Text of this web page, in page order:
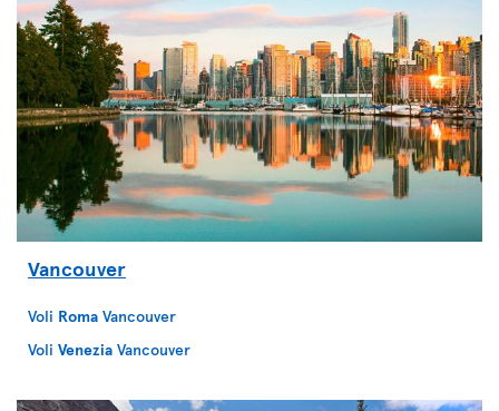
Vancouver
Voli Roma Vancouver
Voli Venezia Vancouver